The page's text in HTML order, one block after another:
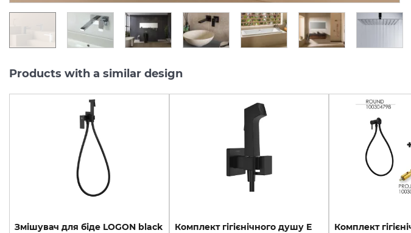
Products with a similar design
Змішувач для біде LOGON black
Комплект гігієнічного душу E
Комплект